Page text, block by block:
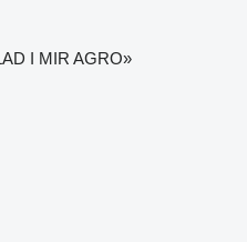
I MIR AGRO»